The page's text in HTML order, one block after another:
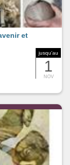
jusqu'au
1
NOV
et